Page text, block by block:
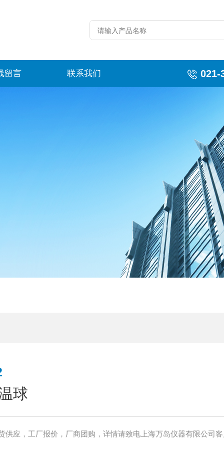
留言 联系我们 021-
球
供应，工厂报价，厂商团购，详情请致电上海万岛仪器有限公司